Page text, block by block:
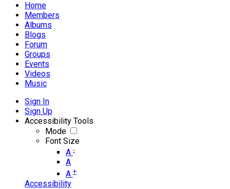
Home
Members
Albums
Blogs
Forum
Groups
Events
Videos
Music
Sign In
Sign Up
Accessibility Tools
Mode
Font Size
A -
A
A +
Accessibility